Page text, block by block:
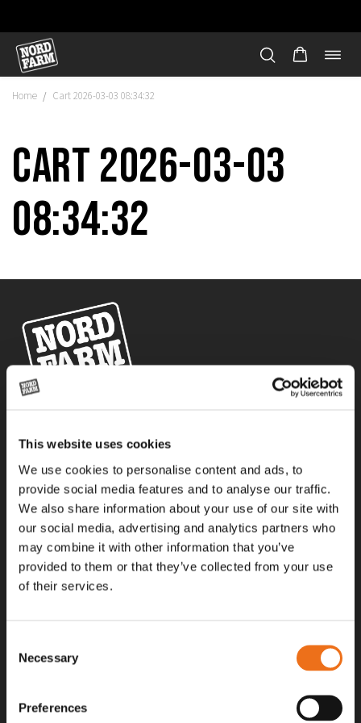
This website uses cookies
We use cookies to personalise content and ads, to
provide social media features and to analyse our traffic.
We also share information about your use of our site with
our social media, advertising and analytics partners who
may combine it with other information that you’ve
provided to them or that they’ve collected from your use
of their services.
Selection
Necessary
Preferences
Hoppa
innehåll
Home / Cart 2026-03-03 08:34:32
Cart 2026-03-03
08:34:32
gäller inte vid köp av enskild produkt, till exempel
reservdel. Kontakta din lokala återförsäljare för aktuella priser.
Surgatan 12, 602 28
Norrköping, Sweden
+46 (0)11 – 19 70 40
marknad@nordfarm.se